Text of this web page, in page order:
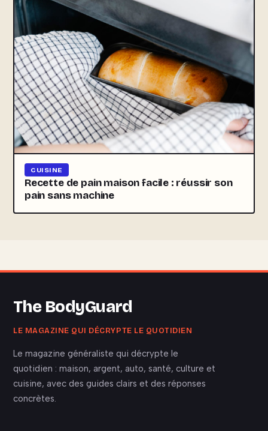
CUISINE
Recette de pain maison facile : réussir son
pain sans machine
The BodyGuard
LE MAGAZINE QUI DÉCRYPTE LE QUOTIDIEN
Le magazine généraliste qui décrypte le
quotidien : maison, argent, auto, santé, culture et
cuisine, avec des guides clairs et des réponses
concrètes.